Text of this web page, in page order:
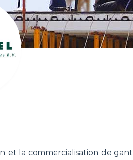
et la commercialisation de